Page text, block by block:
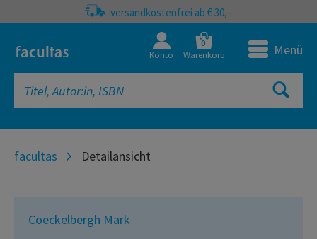
versandkostenfrei ab € 30,–
Konto
0
Warenkorb Menü
facultas Detailansicht
Coeckelbergh Mark